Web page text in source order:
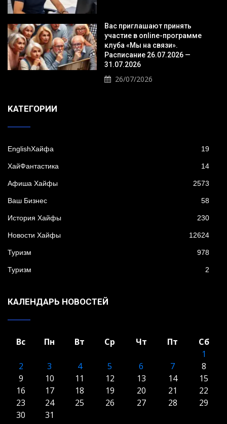
Вас приглашают принять
участие в online-программе
клуба «Мы на связи».
Расписание 26.07.2026 —
31.07.2026
26/07/2026
KАТЕГОРИИ
EnglishХайфа 19
XайФантастика 14
Афиша Хайфы 2573
Ваш Бизнес 58
История Хайфы 230
Новости Хайфы 12624
Туризм 978
Туризм 2
КАЛЕНДАРЬ НОВОСТЕЙ
Вс Пн Вт Ср Чт Пт
Сб
1
2
3 4 5 6 7
8
9
10 11 12 13 14
15
16
17 18 19 20 21
22
23
24 25 26 27 28
29
30
31